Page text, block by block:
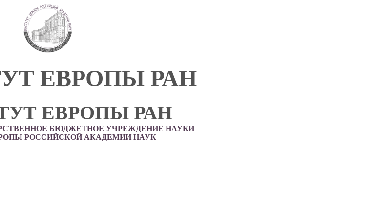
ЕВРОПЫ РАН
ЕВРОПЫ РАН
БЮДЖЕТНОЕ УЧРЕЖДЕНИЕ НАУКИ
РОССИЙСКОЙ АКАДЕМИИ НАУК